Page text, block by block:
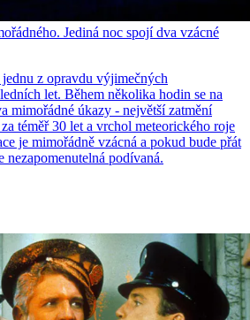
Jediná noc spojí dva vzácné
jednu z opravdu výjimečných
let. Během několika hodin se na
mimořádné úkazy - největší zatmění
téměř 30 let a vrchol meteorického roje
je mimořádně vzácná a pokud bude přát
nezapomenutelná podívaná.